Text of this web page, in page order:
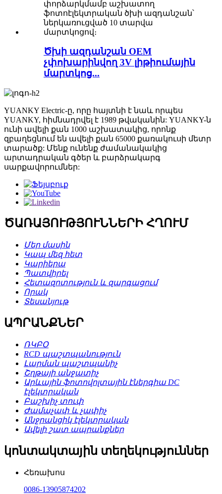
Ծխի ազդանշան OEM
չփոխարինվող 3V լիթիումային
մարտկոց...
YUANKY Electric-ը, որը հայտնի է նաև որպես
YUANKY, հիմնադրվել է 1989 թվականին: YUANKY-ն
ունի ավելի քան 1000 աշխատակից, որոնք
զբաղեցնում են ավելի քան 65000 քառակուսի մետր
տարածք: Մենք ունենք ժամանակակից
արտադրական գծեր և բարձրակարգ
սարքավորումներ:
ԾԱՌԱՅՈՒԹՅՈՒՆՆԵՐԻ ՀՂՈՒՄ
Մեր մասին
Կապ մեզ հետ
Կարիերա
Պատվիրել
Հետազոտություն և զարգացում
Որակ
Տեսանյութ
ԱՊՐԱՆՔՆԵՐ
ՌԿԲՕ
RCD պաշտպանություն
Լարման պաշտպանիչ
Շղթայի անջատիչ
Արևային ֆոտովոլտային էներգիա DC
էլեկտրական
Բաշխիչ տուփ
Ժամաչափ և չափիչ
Անջրանցիկ էլեկտրական
Ավելի շատ ապրանքներ
կոնտակտային տեղեկություններ
Հեռախոս
0086-13905874202